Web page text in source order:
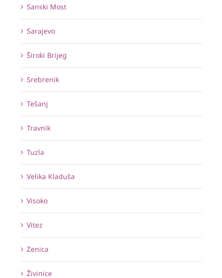
Sanski Most
Sarajevo
Široki Brijeg
Srebrenik
Tešanj
Travnik
Tuzla
Velika Kladuša
Visoko
Vitez
Zenica
Živinice